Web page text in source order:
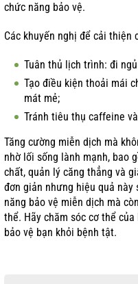
chức năng bảo vệ.
Các khuyến nghị để cải thiện
Tuân thủ lịch trình: đi
Tạo điều kiện thoải mái
mát mẻ;
Tránh tiêu thụ caffeine
Tăng cường miễn dịch mà
nhờ lối sống lành mạnh, bao
chất, quản lý căng thẳng và
đơn giản nhưng hiệu quả này
năng bảo vệ miễn dịch mà
thể. Hãy chăm sóc cơ thể
bảo vệ bạn khỏi bệnh tật.